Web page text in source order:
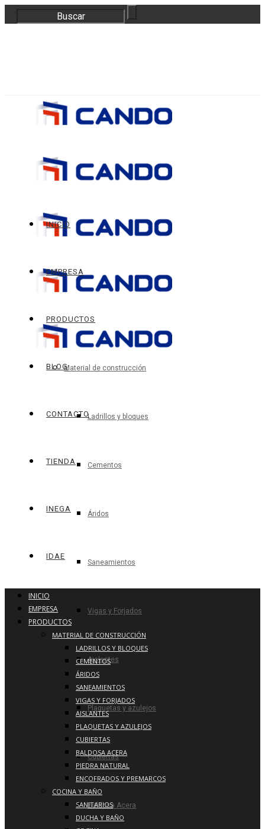
INICIO
EMPRESA
PRODUCTOS
Material de construcción
Ladrillos y bloques
Cementos
Áridos
Saneamientos
Vigas y Forjados
Aislantes
Plaquetas y azulejos
Cubiertas
Baldosa Acera
BLOG
CONTACTO
TIENDA
INEGA
IDAE
INICIO
EMPRESA
PRODUCTOS
MATERIAL DE CONSTRUCCIÓN
LADRILLOS Y BLOQUES
CEMENTOS
ÁRIDOS
SANEAMIENTOS
VIGAS Y FORJADOS
AISLANTES
PLAQUETAS Y AZULEJOS
CUBIERTAS
BALDOSA ACERA
PIEDRA NATURAL
ENCOFRADOS Y PREMARCOS
COCINA Y BAÑO
SANITARIOS
DUCHA Y BAÑO